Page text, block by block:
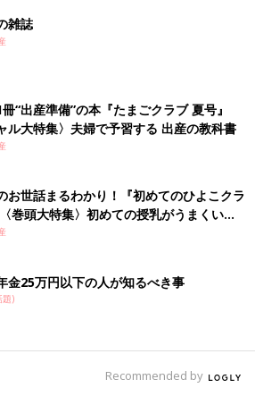
雑誌
“出産準備”の本『たまごクラブ 夏号』
ル大特集〉夫婦で予習する 出産の教科書
お世話まるわかり！『初めてのひよこクラ
巻頭大特集〉初めての授乳がうまくい
い・ミルクの基本と夏のトラブル 解決テ
金25万円以下の人が知るべき事
題)
Recommended by